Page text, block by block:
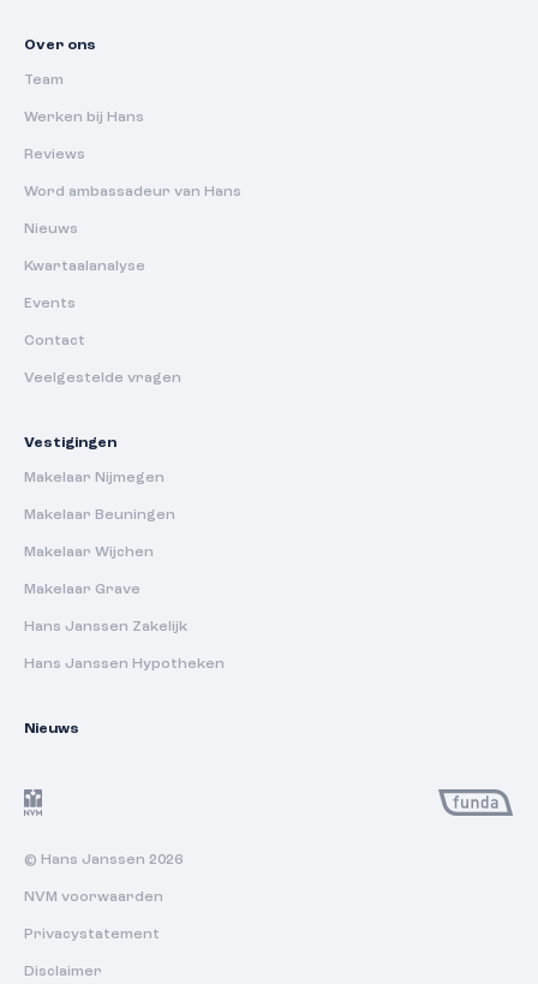
Over ons
Team
Werken bij Hans
Reviews
Word ambassadeur van Hans
Nieuws
Kwartaalanalyse
Events
Contact
Veelgestelde vragen
Vestigingen
Makelaar Nijmegen
Makelaar Beuningen
Makelaar Wijchen
Makelaar Grave
Hans Janssen Zakelijk
Hans Janssen Hypotheken
Nieuws
© Hans Janssen 2026
NVM voorwaarden
Privacystatement
Disclaimer